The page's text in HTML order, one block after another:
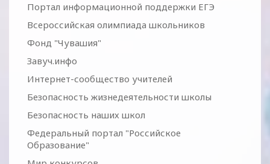
Портал информационной поддержки ЕГЭ
Всероссийская олимпиада школьников
Фонд "Чувашия"
Завуч.инфо
Интернет-сообщество учителей
Безопасность жизнедеятельности школы
Безопасность наших школ
Федеральный портал "Российское
Образование"